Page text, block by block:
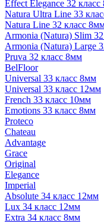
Effect Elegance 32
Natura Ultra Line 33
Natura Line 32 класс
Armonia (Natura) Slim
Armonia (Natura) Large
Pruva 32 класс 8мм
BelFloor
Universal 33 класс 8мм
Universal 33 класс 12мм
French 33 класс 10мм
Emotions 33 класс 8мм
Proteco
Chateau
Advantage
Grace
Original
Elegance
Imperial
Absolute 34 класс 12мм
Lux 34 класс 12мм
Extra 34 класс 8мм